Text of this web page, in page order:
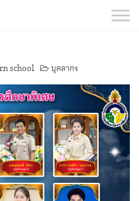
school บุคลากร